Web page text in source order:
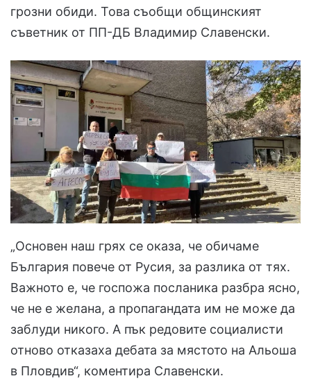
грозни обиди. Това съобщи общинският
съветник от ПП-ДБ Владимир Славенски.
„Основен наш грях се оказа, че обичаме
България повече от Русия, за разлика от тях.
Важното е, че госпожа посланика разбра ясно,
че не е желана, а пропагандата им не може да
заблуди никого. А пък редовите социалисти
отново отказаха дебата за мястото на Альоша
в Пловдив“, коментира Славенски.